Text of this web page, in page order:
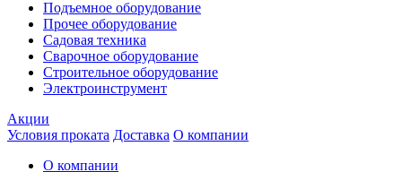
Подъемное оборудование
Прочее оборудование
Садовая техника
Сварочное оборудование
Строительное оборудование
Электроинструмент
Акции
Условия проката Доставка О компании
О компании